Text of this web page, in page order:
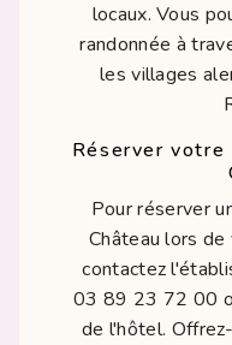
locaux. Vous
randonnée à
les villages
Réserver
Pour réserver
Château lors
contactez
03 89 23 72 00
de l'hôtel.